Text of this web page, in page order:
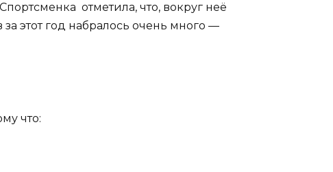
отметила, что, вокруг неё
этот год набралось очень много —
что: